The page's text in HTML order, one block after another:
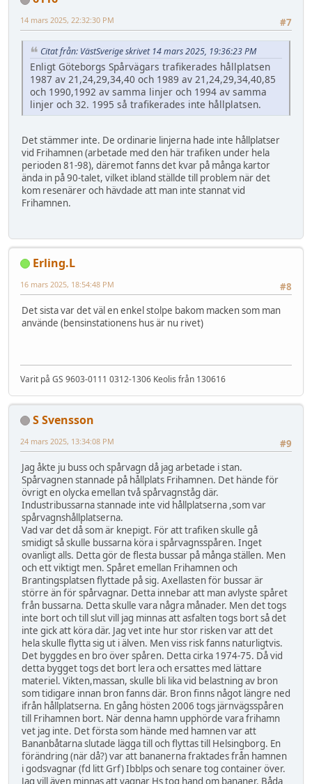
#7
14 mars 2025, 22:32:30 PM
Citat från: VästSverige skrivet 14 mars 2025, 19:36:23 PM
Enligt Göteborgs Spårvägars trafikerades hållplatsen
1987 av 21,24,29,34,40 och 1989 av 21,24,29,34,40,85
och 1990,1992 av samma linjer och 1994 av samma
linjer och 32. 1995 så trafikerades inte hållplatsen.
Det stämmer inte. De ordinarie linjerna hade inte hållplatser
vid Frihamnen (arbetade med den här trafiken under hela
perioden 81-98), däremot fanns det kvar på många kartor
ända in på 90-talet, vilket ibland ställde till problem när det
kom resenärer och hävdade att man inte stannat vid
Frihamnen.
Erling.L
#8
16 mars 2025, 18:54:48 PM
Det sista var det väl en enkel stolpe bakom macken som man
använde (bensinstationens hus är nu rivet)
Varit på GS 9603-0111 0312-1306 Keolis från 130616
S Svensson
#9
24 mars 2025, 13:34:08 PM
Jag åkte ju buss och spårvagn då jag arbetade i stan.
Spårvagnen stannade på hållplats Frihamnen. Det hände för
övrigt en olycka emellan två spårvagnståg där.
Industribussarna stannade inte vid hållplatserna ,som var
spårvagnshållplatserna.
Vad var det då som är knepigt. För att trafiken skulle gå
smidigt så skulle bussarna köra i spårvagnsspåren. Inget
ovanligt alls. Detta gör de flesta bussar på många ställen. Men
och ett viktigt men. Spåret emellan Frihamnen och
Brantingsplatsen flyttade på sig. Axellasten för bussar är
större än för spårvagnar. Detta innebar att man avlyste spåret
från bussarna. Detta skulle vara några månader. Men det togs
inte bort och till slut vill jag minnas att asfalten togs bort så det
inte gick att köra där. Jag vet inte hur stor risken var att det
hela skulle flytta sig ut i älven. Men viss risk fanns naturligtvis.
Det byggdes en bro över spåren. Detta cirka 1974-75. Då vid
detta bygget togs det bort lera och ersattes med lättare
materiel. Vikten,massan, skulle bli lika vid belastning av bron
som tidigare innan bron fanns där. Bron finns något längre ned
ifrån hållplatserna. En gång hösten 2006 togs järnvägsspåren
till Frihamnen bort. När denna hamn upphörde vara frihamn
vet jag inte. Det första som hände med hamnen var att
Bananbåtarna slutade lägga till och flyttas till Helsingborg. En
förändring (när då?) var att bananerna fraktades från hamnen
i godsvagnar (fd litt Grf) Ibblps och senare tog container över.
Jag vill även minnas att vagnar Hs tog hand om bananer. Båda